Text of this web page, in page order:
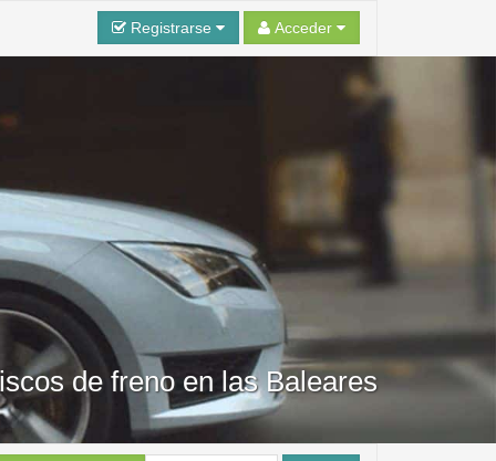
Registrarse Acceder
de freno en las Baleares